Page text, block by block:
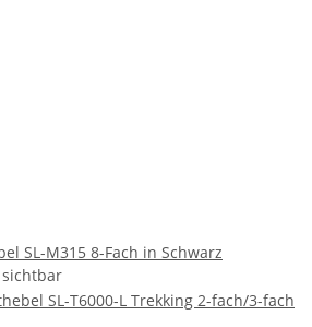
SL-M315 8-Fach in Schwarz